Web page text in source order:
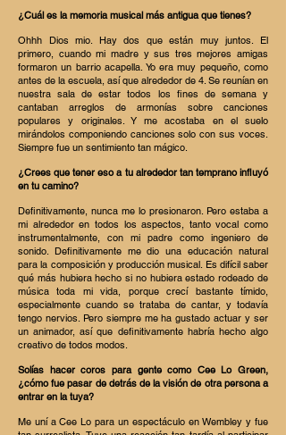
¿Cuál es la memoria musical más antigua que tienes?
Ohhh Dios mio. Hay dos que están muy juntos. El
primero, cuando mi madre y sus tres mejores amigas
formaron un barrio acapella. Yo era muy pequeño, como
antes de la escuela, así que alrededor de 4. Se reunían en
nuestra sala de estar todos los fines de semana y
cantaban arreglos de armonías sobre canciones
populares y originales. Y me acostaba en el suelo
mirándolos componiendo canciones solo con sus voces.
Siempre fue un sentimiento tan mágico.
¿Crees que tener eso a tu alrededor tan temprano influyó
en tu camino?
Definitivamente, nunca me lo presionaron. Pero estaba a
mi alrededor en todos los aspectos, tanto vocal como
instrumentalmente, con mi padre como ingeniero de
sonido. Definitivamente me dio una educación natural
para la composición y producción musical. Es difícil saber
qué más hubiera hecho si no hubiera estado rodeado de
música toda mi vida, porque crecí bastante tímido,
especialmente cuando se trataba de cantar, y todavía
tengo nervios. Pero siempre me ha gustado actuar y ser
un animador, así que definitivamente habría hecho algo
creativo de todos modos.
Solías hacer coros para gente como Cee Lo Green,
¿cómo fue pasar de detrás de la visión de otra persona a
entrar en la tuya?
Me uní a Cee Lo para un espectáculo en Wembley y fue